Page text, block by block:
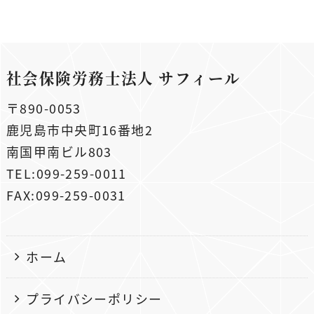
社会保険労務士法人 サフィール
〒890-0053
鹿児島市中央町16番地2
南国甲南ビル803
TEL:099-259-0011
FAX:099-259-0031
ホーム
プライバシーポリシー